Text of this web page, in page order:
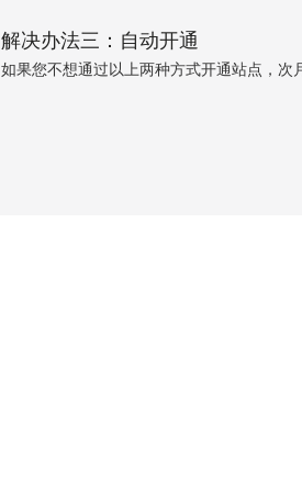
解决办法三：自动开通
如果您不想通过以上两种方式开通站点，次